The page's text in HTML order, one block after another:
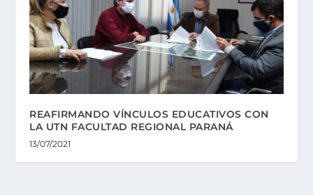
REAFIRMANDO VÍNCULOS EDUCATIVOS CON
LA UTN FACULTAD REGIONAL PARANÁ
13/07/2021